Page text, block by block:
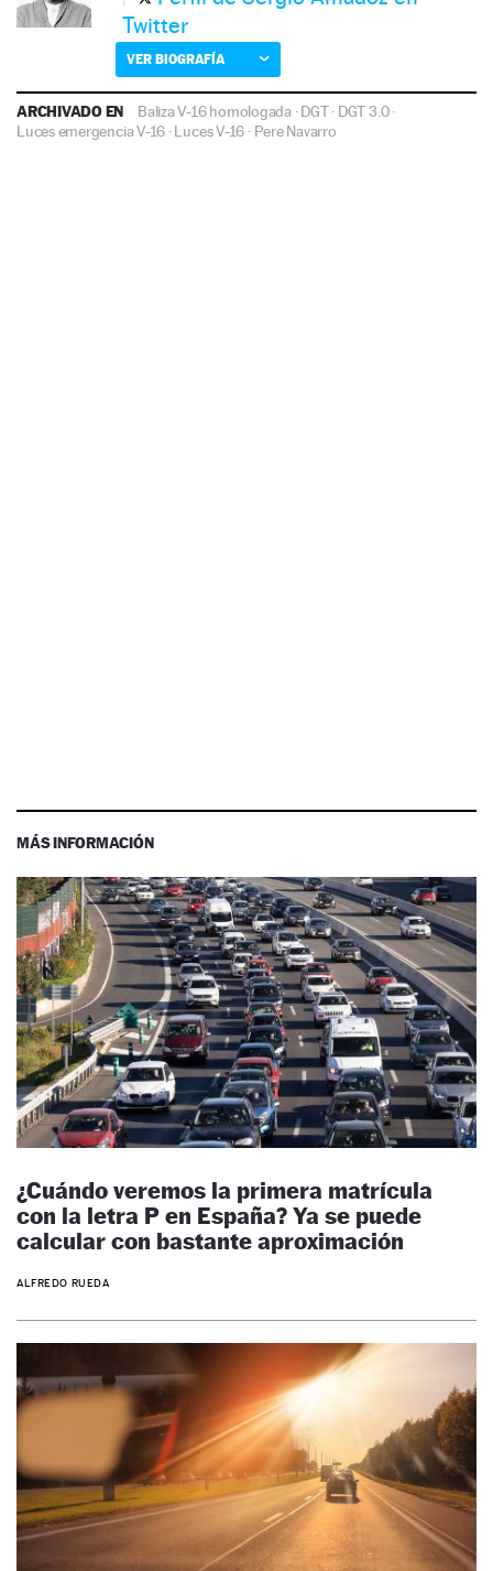
Twitter
VER BIOGRAFÍA
ARCHIVADO EN Baliza V-16 homologada·DGT· DGT 3.0·
Luces emergencia V-16 ·Luces V-16 · Pere Navarro
MÁS INFORMACIÓN
¿Cuándo veremos la primera matrícula
con la letra P en España? Ya se puede
calcular con bastante aproximación
ALFREDO RUEDA